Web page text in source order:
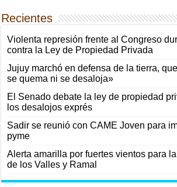
Recientes
Violenta represión frente al Congreso
contra la Ley de Propiedad Privada
Jujuy marchó en defensa de la tierra,
se quema ni se desaloja»
El Senado debate la ley de propiedad
los desalojos exprés
Sadir se reunió con CAME Joven para
pyme
Alerta amarilla por fuertes vientos para
de los Valles y Ramal